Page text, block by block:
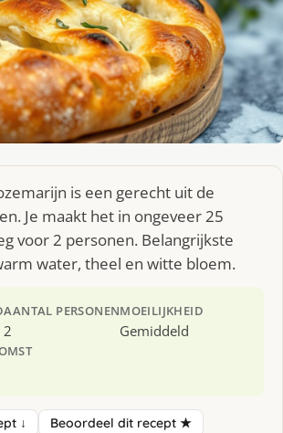
is een gerecht uit de
Je maakt het in ongeveer 25
voor 2 personen. Belangrijkste
water, theel en witte bloem.
AANTAL PERSONEN
2
MOEILIJKHEID
Gemiddeld
↓ Beoordeel dit recept ★